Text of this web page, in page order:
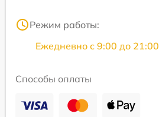
Режим работы:
Ежедневно с 9:00 до 21:00
Способы оплаты